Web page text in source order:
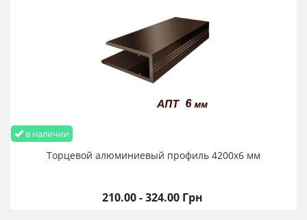
в наличии
Торцевой алюминиевый профиль 4200х6 мм
210.00 - 324.00 Грн